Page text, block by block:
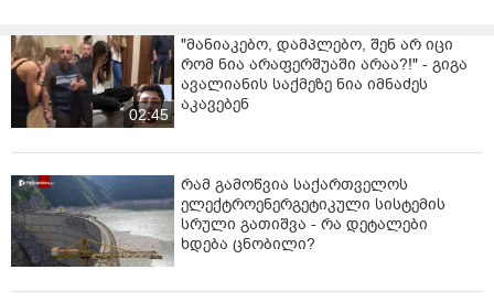
გუშინდელი საპროტესტო აქციების შედეგად,
მუნიციპალური ტერიტორიისა და ინფრასტრუქტურის
დაზიანების შესახებ.
სამწუხაროდ, ზიანი მიადგა კულტურული
მემკვიდრეობის ძეგლების ფასადებს, ჟალუზებისა და
დეკორატიული მხატვრული მინათებების ნაწილს.
ორბელიანისა და თაბუკაშვილის ქუჩებსა და
რუსთაველის გამზირზე დაზიანებულია საფეხმავლო
ტროტუარები, ქვაფენილი, გარე განათების ბოძის
სანათები, სადენები. ორბელიანის ქუჩაზე
02:45
"მანიაკებო, დამპლებო, შენ არ იცი
რომ ნია არაფერშუაში არაა?!" - გიგა
ავალიანის საქმეზე ნია იმნაძეს
აკავებენ
რამ გამოწვია საქართველოს
ელექტროენერგეტიკული სისტემის
სრული გათიშვა - რა დეტალები
ხდება ცნობილი?